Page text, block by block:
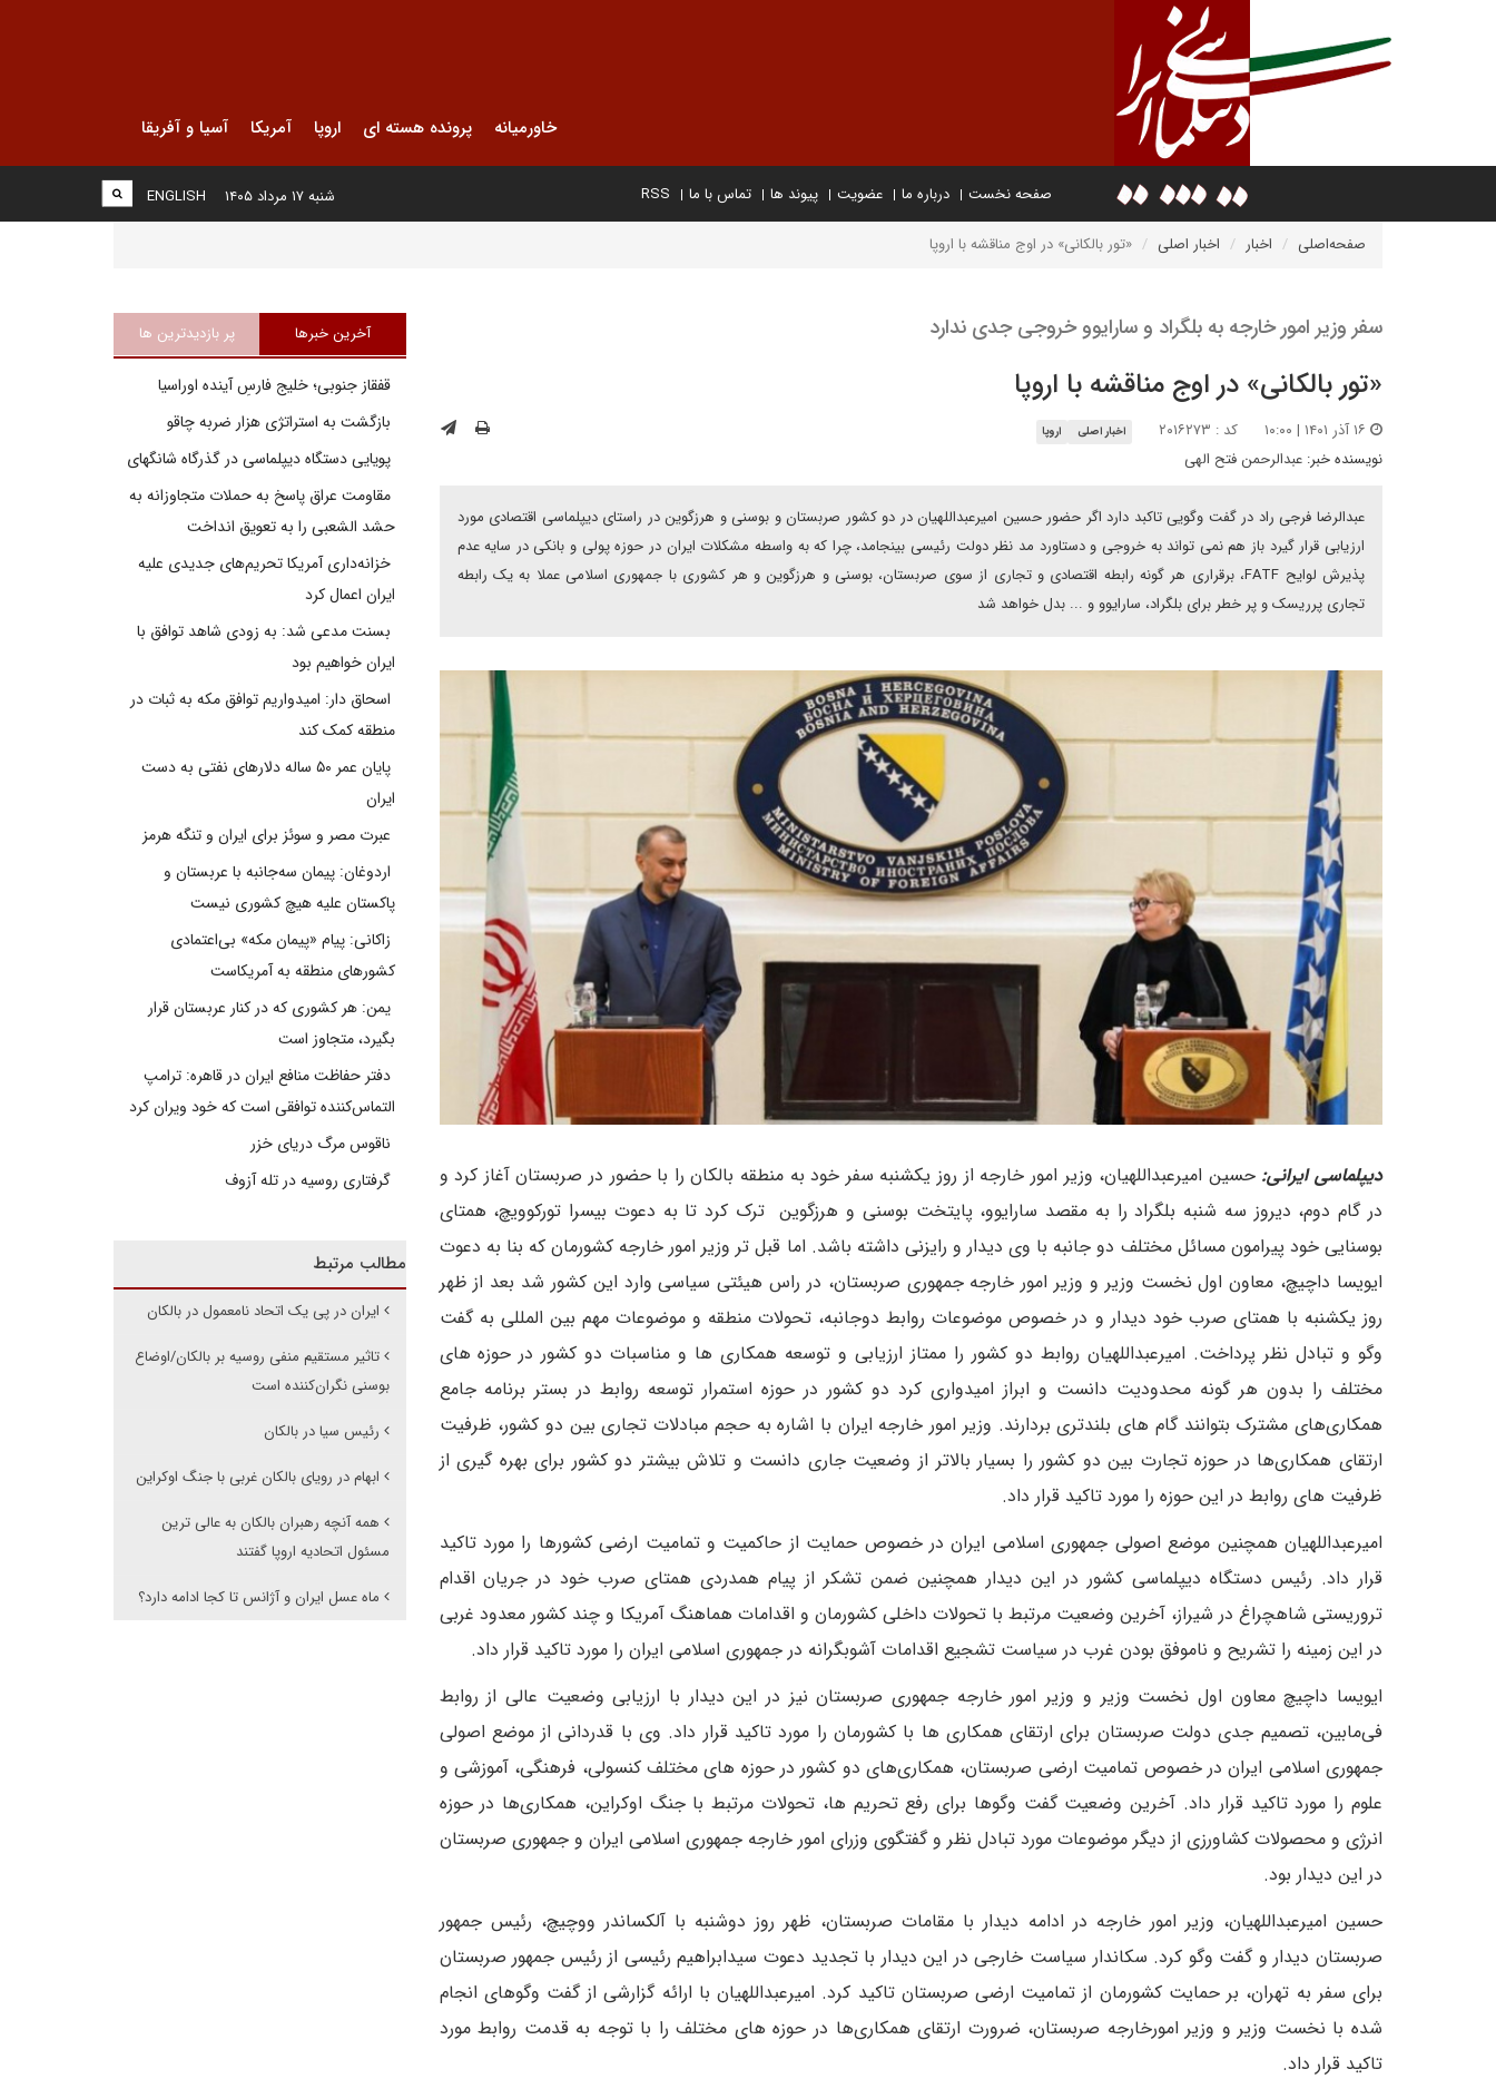
خاورمیانه پرونده هسته ای اروپا آمریکا آسیا و آفریقا
صفحه نخست درباره ما عضویت پیوند ها تماس با ما RSS
ENGLISH شنبه ۱۷ مرداد ۱۴۰۵
صفحه‌اصلی اخبار اخبار اصلی «تور بالکانی» در اوج مناقشه با اروپا
سفر وزیر امور خارجه به بلگراد و سارایوو خروجی جدی ندارد
«تور بالکانی» در اوج مناقشه با اروپا
کد : ۲۰۱۶۲۷۳ اخبار اصلی اروپا
نویسنده خبر: عبدالرحمن فتح الهی
عبدالرضا فرجی راد در گفت وگویی تاکبد دارد اگر حضور حسین امیرعبداللهیان در دو کشور صربستان و بوسنی و هرزگوین در راستای دیپلماسی اقتصادی مورد
ارزیابی قرار گیرد باز هم نمی تواند به خروجی و دستاورد مد نظر دولت رئیسی بینجامد، چرا که به واسطه مشکلات ایران در حوزه پولی و بانکی در سایه عدم
پذیرش لوایح FATF، برقراری هر گونه رابطه اقتصادی و تجاری از سوی صربستان، بوسنی و هرزگوین و هر کشوری با جمهوری اسلامی عملا به یک رابطه
تجاری پرریسک و پر خطر برای بلگراد، سارایوو و ... بدل خواهد شد
دیپلماسی ایرانی:حسین امیرعبداللهیان، وزیر امور خارجه از روز یکشنبه سفر خود به منطقه بالکان را با حضور در صربستان آغاز کرد و
در گام دوم، دیروز سه شنبه بلگراد را به مقصد سارایوو، پایتخت بوسنی و هرزگوین ترک کرد تا به دعوت بیسرا تورکوویچ، همتای
بوسنایی خود پیرامون مسائل مختلف دو جانبه با وی دیدار و رایزنی داشته باشد. اما قبل تر وزیر امور خارجه کشورمان که بنا به دعوت
ایویسا داچیچ، معاون اول نخست وزیر و وزیر امور خارجه جمهوری صربستان، در راس هیئتی سیاسی وارد این کشور شد بعد از ظهر
روز یکشنبه با همتای صرب خود دیدار و در خصوص موضوعات روابط دوجانبه، تحولات منطقه و موضوعات مهم بین المللی به گفت
وگو و تبادل نظر پرداخت. امیرعبداللهیان روابط دو کشور را ممتاز ارزیابی و توسعه همکاری ها و مناسبات دو کشور در حوزه های
مختلف را بدون هر گونه محدودیت دانست و ابراز امیدواری کرد دو کشور در حوزه استمرار توسعه روابط در بستر برنامه جامع
همکاری‌های مشترک بتوانند گام های بلندتری بردارند. وزیر امور خارجه ایران با اشاره به حجم مبادلات تجاری بین دو کشور، ظرفیت
ارتقای همکاری‌ها در حوزه تجارت بین دو کشور را بسیار بالاتر از وضعیت جاری دانست و تلاش بیشتر دو کشور برای بهره گیری از
ظرفیت های روابط در این حوزه را مورد تاکید قرار داد.
امیرعبداللهیان همچنین موضع اصولی جمهوری اسلامی ایران در خصوص حمایت از حاکمیت و تمامیت ارضی کشورها را مورد تاکید
قرار داد. رئیس دستگاه دیپلماسی کشور در این دیدار همچنین ضمن تشکر از پیام همدردی همتای صرب خود در جریان اقدام
تروریستی شاهچراغ در شیراز، آخرین وضعیت مرتبط با تحولات داخلی کشورمان و اقدامات هماهنگ آمریکا و چند کشور معدود غربی
در این زمینه را تشریح و ناموفق بودن غرب در سیاست تشجیع اقدامات آشوبگرانه در جمهوری اسلامی ایران را مورد تاکید قرار داد.
ایویسا داچیچ معاون اول نخست وزیر و وزیر امور خارجه جمهوری صربستان نیز در این دیدار با ارزیابی وضعیت عالی از روابط
فی‌مابین، تصمیم جدی دولت صربستان برای ارتقای همکاری ها با کشورمان را مورد تاکید قرار داد. وی با قدردانی از موضع اصولی
جمهوری اسلامی ایران در خصوص تمامیت ارضی صربستان، همکاری‌های دو کشور در حوزه های مختلف کنسولی، فرهنگی، آموزشی و
علوم را مورد تاکید قرار داد. آخرین وضعیت گفت وگوها برای رفع تحریم ها، تحولات مرتبط با جنگ اوکراین، همکاری‌ها در حوزه
انرژی و محصولات کشاورزی از دیگر موضوعات مورد تبادل نظر و گفتگوی وزرای امور خارجه جمهوری اسلامی ایران و جمهوری صربستان
در این دیدار بود.
حسین امیرعبداللهیان، وزیر امور خارجه در ادامه دیدار با مقامات صربستان، ظهر روز دوشنبه با آلکساندر ووچیچ، رئیس جمهور
صربستان دیدار و گفت وگو کرد. سکاندار سیاست خارجی در این دیدار با تجدید دعوت سیدابراهیم رئیسی از رئیس جمهور صربستان
برای سفر به تهران، بر حمایت کشورمان از تمامیت ارضی صربستان تاکید کرد. امیرعبداللهیان با ارائه گزارشی از گفت وگوهای انجام
شده با نخست وزیر و وزیر امورخارجه صربستان، ضرورت ارتقای همکاری‌ها در حوزه های مختلف را با توجه به قدمت روابط مورد
تاکید قرار داد.
آخرین خبرها پر بازدیدترین ها
قفقاز جنوبی؛ خلیج فارسِ آینده اوراسیا
بازگشت به استراتژی هزار ضربه چاقو
پویایی دستگاه دیپلماسی در گذرگاه شانگهای
مقاومت عراق پاسخ به حملات متجاوزانه به
حشد الشعبی را به تعویق انداخت
خزانه‌داری آمریکا تحریم‌های جدیدی علیه
ایران اعمال کرد
بسنت مدعی شد: به زودی شاهد توافق با
ایران خواهیم بود
اسحاق دار: امیدواریم توافق مکه به ثبات در
منطقه کمک کند
پایان عمر ۵۰ ساله دلارهای نفتی به دست
ایران
عبرت مصر و سوئز برای ایران و تنگه هرمز
اردوغان: پیمان سه‌جانبه با عربستان و
پاکستان علیه هیچ کشوری نیست
زاکانی: پیام «پیمان مکه» بی‌اعتمادی
کشورهای منطقه به آمریکاست
یمن: هر کشوری که در کنار عربستان قرار
بگیرد، متجاوز است
دفتر حفاظت منافع ایران در قاهره: ترامپ
التماس‌کننده توافقی است که خود ویران کرد
ناقوس مرگ دریای خزر
گرفتاری روسیه در تله آزوف
مطالب مرتبط
ایران در پی یک اتحاد نامعمول در بالکان
تاثیر مستقیم منفی روسیه بر بالکان/اوضاع
بوسنی نگران‌کننده است
رئیس سیا در بالکان
ابهام در رویای بالکان غربی با جنگ اوکراین
همه آنچه رهبران بالکان به عالی ترین
مسئول اتحادیه اروپا گفتند
ماه عسل ایران و آژانس تا کجا ادامه دارد؟